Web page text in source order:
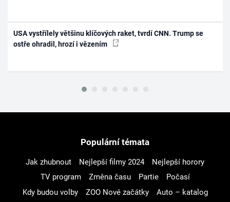
USA vystřílely většinu klíčových raket, tvrdí CNN. Trump se
ostře ohradil, hrozí i vězením
Populární témata
Jak zhubnout Nejlepší filmy 2024
Nejlepší horory
TV program
Změna času Partie
Počasí
Kdy budou volby
ZOO Nové začátky
Auto – katalog